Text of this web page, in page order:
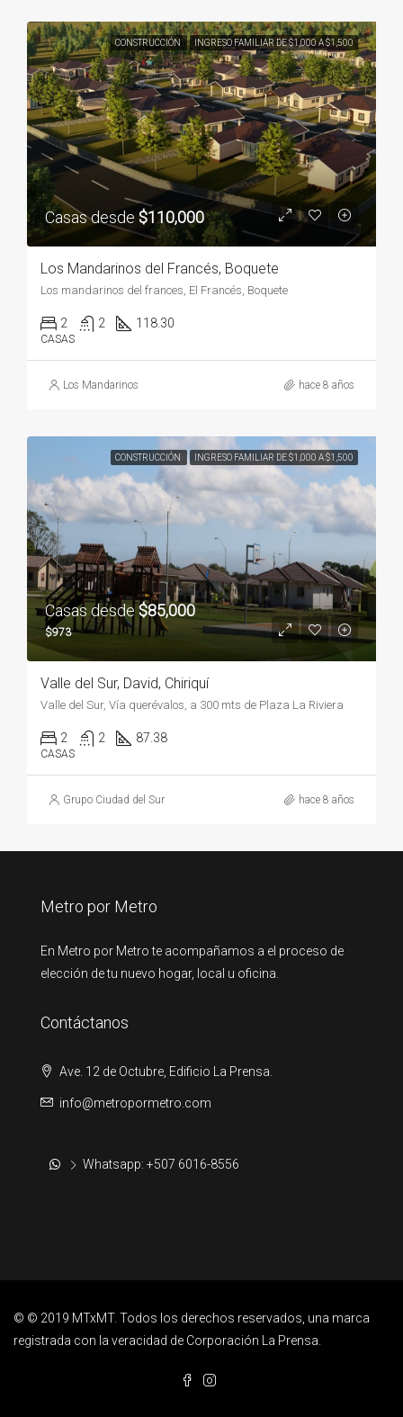
CONSTRUCCIÓN INGRESO FAMILIAR DE $1,000 A $1,500
Casas desde $110,000
Los Mandarinos del Francés, Boquete
Los mandarinos del frances, El Francés, Boquete
2 2 118.30
CASAS
Los Mandarinos hace 8 años
CONSTRUCCIÓN INGRESO FAMILIAR DE $1,000 A $1,500
Casas desde$85,000
$973
Valle del Sur, David, Chiriquí
Valle del Sur, Vía querévalos, a 300 mts de Plaza La Riviera
2 2 87.38
CASAS
Grupo Ciudad del Sur hace 8 años
Metro por Metro
En Metro por Metro te acompañamos a el proceso de
elección de tu nuevo hogar, local u oficina.
Contáctanos
Ave. 12 de Octubre, Edificio La Prensa.
info@metropormetro.com
Whatsapp: +507 6016-8556
© © 2019 MTxMT. Todos los derechos reservados, una marca
registrada con la veracidad de Corporación La Prensa.